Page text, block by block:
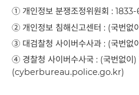
① 개인정보 분쟁조정위원회 :
② 개인정보 침해신고센터 : (국번없
③ 대검찰청 사이버수사과 : (국번없
④ 경찰청 사이버수사국 : (국번없이)
(cyberbureau.police.go.kr)